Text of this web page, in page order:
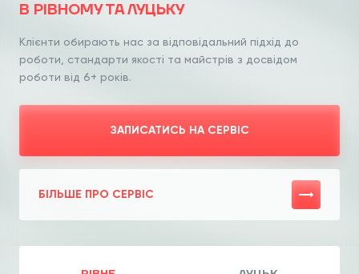
В РІВНОМУ ТА ЛУЦЬКУ
Клієнти обирають нас за відповідальний підхід до
роботи, стандарти якості та майстрів з досвідом
роботи від 6+ років.
ЗАПИСАТИСЬ НА СЕРВІС
БІЛЬШЕ ПРО СЕРВІС